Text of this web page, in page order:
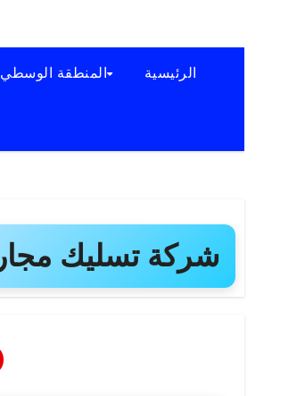
الرئيسية المنطقة الوسطي
شركة تسليك